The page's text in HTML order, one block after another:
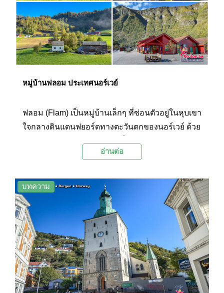
หมู่บ้านฟลอม ประเทศนอร์เวย์
ฟลอม (Flam) เป็นหมู่บ้านเล็กๆ ที่ซ่อนตัวอยู่ในหุบเขา
ใจกลางดินแดนฟยอร์ดทางตะวันตกของนอร์เวย์ ด้วย
สูงชันและฟยอร์ดอันกว้างใหญ่ ทำให้ฟลอมกลายเป็น
เที่ยวที่ชื่นชอบธรรมชาติบริสุทธิ์ และบรรยากาศที่
สงบงาม
อ่านต่อ
บทความ